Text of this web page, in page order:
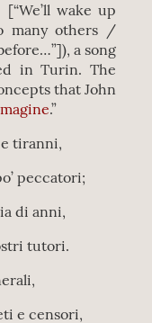
wake up
many others /
a song
in Turin. The
that John
.”
tiranni,
peccatori;
di anni,
tutori.
e censori,